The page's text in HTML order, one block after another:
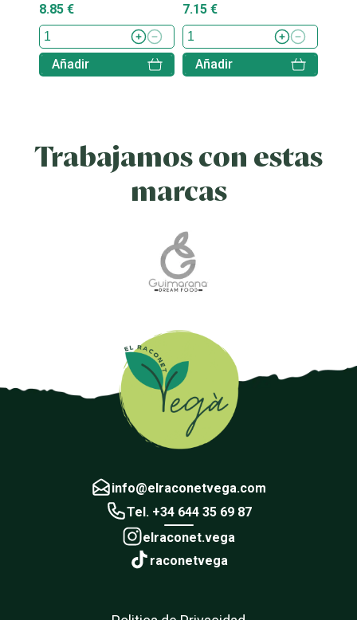
8.85 €
Añadir
7.15 €
Añadir
Trabajamos con estas
marcas
info@elraconetvega.com
Tel. +34 644 35 69 87
elraconet.vega
raconetvega